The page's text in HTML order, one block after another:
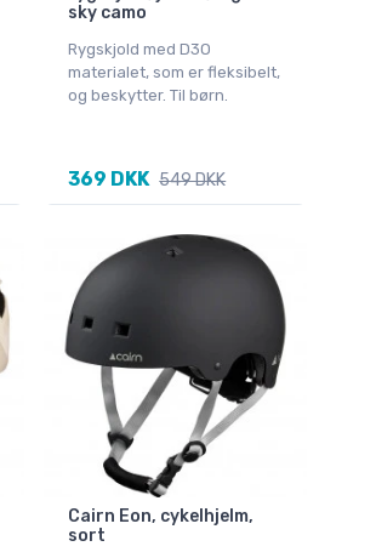
sky camo
Rygskjold med D3O
materialet, som er fleksibelt,
og beskytter. Til børn.
369 DKK 549 DKK
Cairn Eon, cykelhjelm,
sort